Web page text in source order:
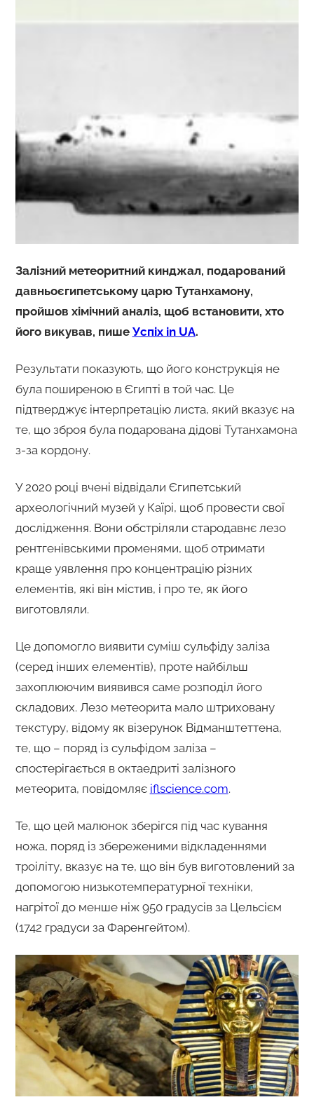
Залізний метеоритний кинджал, подарований
давньоєгипетському царю Тутанхамону,
пройшов хімічний аналіз, щоб встановити, хто
його викував, пише Успіх in UA.
Результати показують, що його конструкція не
була поширеною в Єгипті в той час. Це
підтверджує інтерпретацію листа, який вказує на
те, що зброя була подарована дідові Тутанхамона
з-за кордону.
У 2020 році вчені відвідали Єгипетський
археологічний музей у Каїрі, щоб провести свої
дослідження. Вони обстріляли стародавнє лезо
рентгенівськими променями, щоб отримати
краще уявлення про концентрацію різних
елементів, які він містив, і про те, як його
виготовляли.
Це допомогло виявити суміш сульфіду заліза
(серед інших елементів), проте найбільш
захоплюючим виявився саме розподіл його
складових. Лезо метеорита мало штриховану
текстуру, відому як візерунок Відманштеттена,
те, що – поряд із сульфідом заліза –
спостерігається в октаедриті залізного
метеорита, повідомляє iflscience.com.
Те, що цей малюнок зберігся під час кування
ножа, поряд із збереженими відкладеннями
троіліту, вказує на те, що він був виготовлений за
допомогою низькотемпературної техніки,
нагрітої до менше ніж 950 градусів за Цельсієм
(1742 градуси за Фаренгейтом).